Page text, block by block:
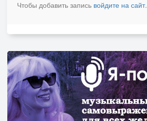
Чтобы добавить запись войдите на сайт.